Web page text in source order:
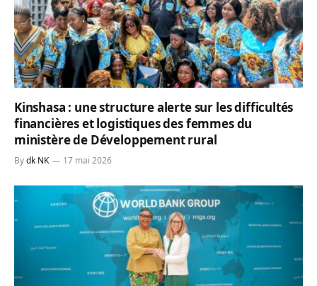
Kinshasa : une structure alerte sur les difficultés
financières et logistiques des femmes du
ministère de Développement rural
Bydk NK 17 mai 2026